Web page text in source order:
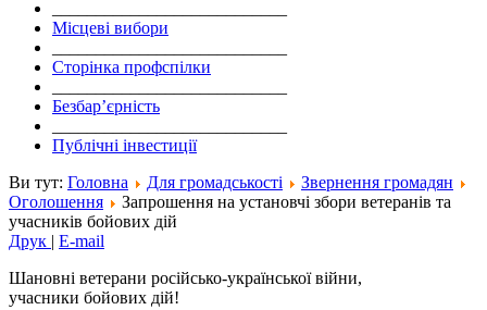
Місцеві вибори
Сторінка профспілки
Безбар’єрність
Публічні інвестиції
Ви тут: Головна Для громадськості
Звернення громадян
Оголошення
Запрошення на установчі збори ветеранів та
учасників бойових дій
Друк | E-mail
Шановні ветерани російсько-української війни,
учасники бойових дій!